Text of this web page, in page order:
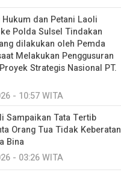
dan Petani Laoli
Polda Sulsel Tindakan
dilakukan oleh Pemda
Melakukan Penggusuran
Strategis Nasional PT.
- 10:57 WITA
Sampaikan Tata Tertib
Orang Tua Tidak Keberatan
Bina
- 03:26 WITA